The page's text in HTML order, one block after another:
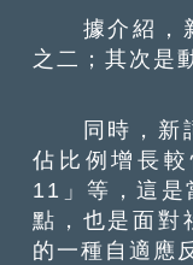
據介紹，新
之二；其次是
同時，新詞
佔比例增長
11」等，這是
點，也是面對
的一種自適應